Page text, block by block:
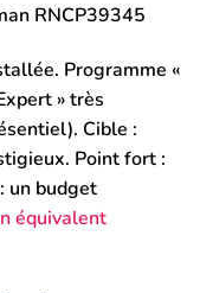
RNCP39345
Programme «
» très
Cible :
Point fort :
un budget
équivalent